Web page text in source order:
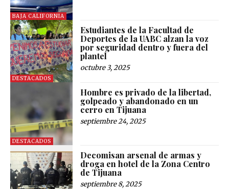
BAJA CALIFORNIA
DESTACADOS
Estudiantes de la Facultad de
Deportes de la UABC alzan la voz
por seguridad dentro y fuera del
plantel
octubre 3, 2025
DESTACADOS
Hombre es privado de la libertad,
golpeado y abandonado en un
cerro en Tijuana
septiembre 24, 2025
Decomisan arsenal de armas y
droga en hotel de la Zona Centro
de Tijuana
septiembre 8, 2025